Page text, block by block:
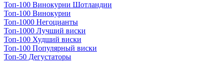
Топ-100 Винокурни Шотландии
Топ-100 Винокурни
Топ-1000 Негоцианты
Топ-1000 Лучший виски
Топ-100 Худший виски
Топ-100 Популярный виски
Топ-50 Дегустаторы